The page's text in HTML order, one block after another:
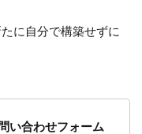
に自分で構築せずに
い合わせフォーム